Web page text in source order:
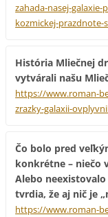
zahada-nasej-galaxie-
kozmickej-
História Mliečnej
vytvárali našu
https://www.roman-
zrazky-galaxii-
Čo bolo pred
konkrétne – niečo
Alebo
tvrdia, že aj nič je
https://www.roman-